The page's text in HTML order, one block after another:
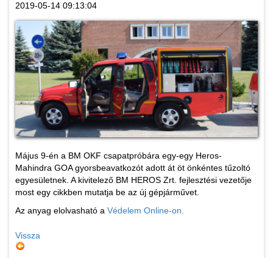
2019-05-14 09:13:04
Május 9-én a BM OKF csapatpróbára egy-egy Heros-
Mahindra GOA gyorsbeavatkozót adott át öt önkéntes tűzoltó
egyesületnek. A kivitelező BM HEROS Zrt. fejlesztési vezetője
most egy cikkben mutatja be az új gépjárművet.
Az anyag elolvasható a Védelem Online-on.
Vissza